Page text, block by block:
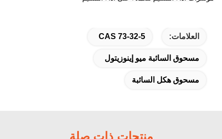
العلامات: CAS 73-32-5
مسحوق السائبة ميو إينوزيتول
مسحوق هكل السائبة
منتجات ذات صلة